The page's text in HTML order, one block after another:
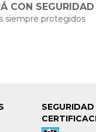
CON SEGURIDAD
siempre protegidos
SEGURIDAD